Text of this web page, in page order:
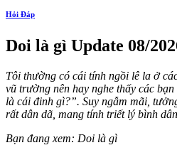
Hỏi Đáp
Doi là gì Update 08/
Tôi thường có cái tính ngồi lê la ở
vũ trường nên hay nghe thấy các
là cái đinh gì?”. Suy ngẫm mãi,
rất dân dã, mang tính triết lý bình
Bạn đang xem: Doi là gì